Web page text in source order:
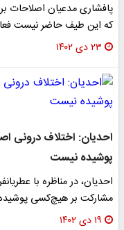
پافشاری مدعیان اصلاحات
که این طیف حاضر نیست
۲۳ دی ۱۴۰۲
احدیان: اختلاف درونی
پوشیده نیست
احدیان، در مناظره با
مشارکت بر هیچ‌کسی
۱۹ دی ۱۴۰۲